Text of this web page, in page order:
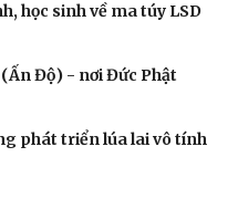
học sinh về ma túy LSD
Độ) - nơi Đức Phật
phát triển lúa lai vô tính